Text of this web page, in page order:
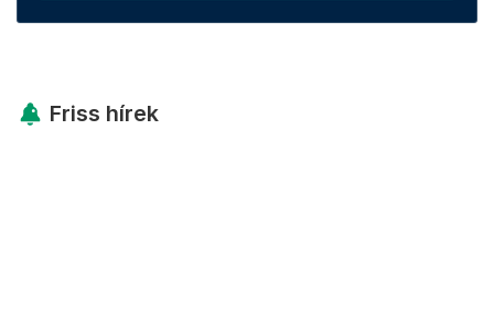
Friss hírek